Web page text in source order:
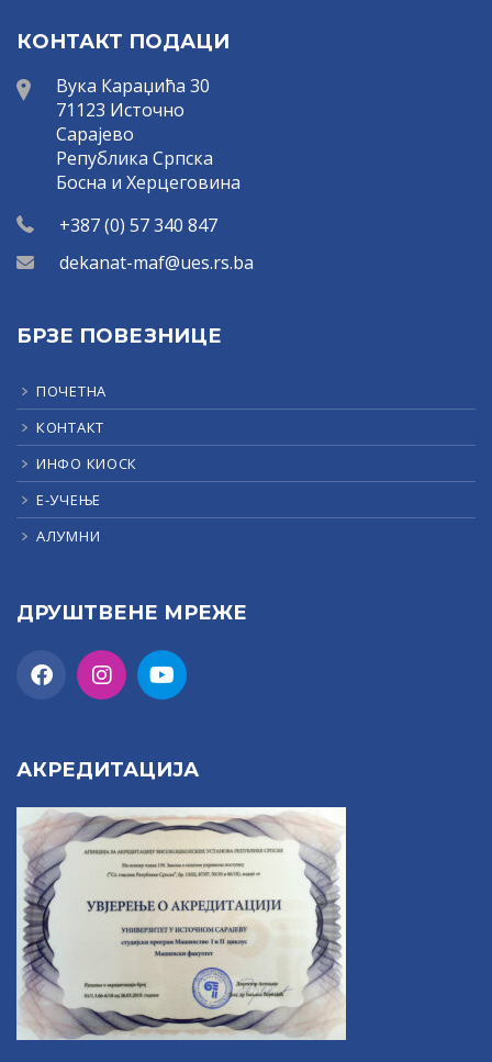
КОНТАКТ ПОДАЦИ
Вука Караџића 30
71123 Источно
Сарајево
Република Српска
Босна и Херцеговина
+387 (0) 57 340 847
dekanat-maf@ues.rs.ba
БРЗЕ ПОВЕЗНИЦЕ
ПОЧЕТНА
КОНТАКТ
ИНФО КИОСК
Е-УЧЕЊЕ
АЛУМНИ
ДРУШТВЕНЕ МРЕЖЕ
АКРЕДИТАЦИЈА